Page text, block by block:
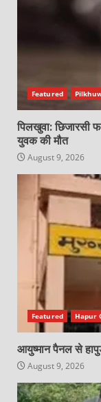
Featured
पिलखुवा: छिजारसी
युवक की मौत
August 9, 2026
Featured Hapur
आयुष्मान पैनल से
August 9, 2026